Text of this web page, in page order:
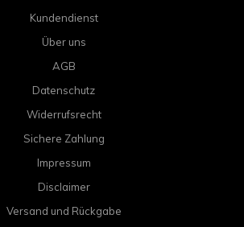
Kundendienst
Über uns
AGB
Datenschutz
Widerrufsrecht
Sichere Zahlung
Impressum
Disclaimer
Versand und Rückgabe